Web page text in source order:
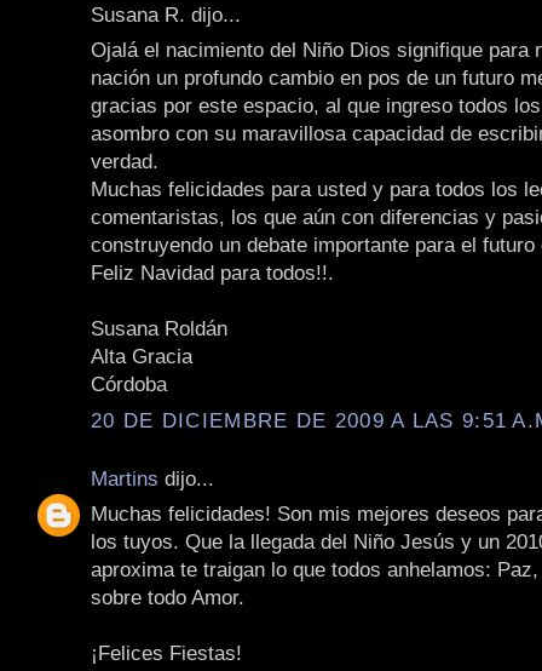
Susana R. dijo...
Ojalá el nacimiento del Niño Dios signifique para
nación un profundo cambio en pos de un futuro
gracias por este espacio, al que ingreso todos
asombro con su maravillosa capacidad de
verdad.
Muchas felicidades para usted y para todos los
comentaristas, los que aún con diferencias y
construyendo un debate importante para el
Feliz Navidad para todos!!.
Susana Roldán
Alta Gracia
Córdoba
20 DE DICIEMBRE DE 2009 A LAS 9:51
Martins dijo...
Muchas felicidades! Son mis mejores deseos
los tuyos. Que la llegada del Niño Jesús y un
aproxima te traigan lo que todos anhelamos:
sobre todo Amor.
¡Felices Fiestas!